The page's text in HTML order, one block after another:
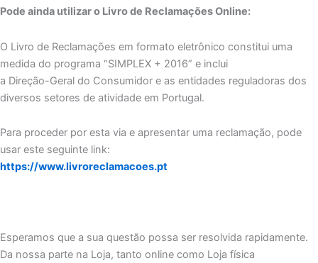
Pode ainda utilizar o Livro de Reclamações Online:
O Livro de Reclamações em formato eletrônico constitui uma
medida do programa “SIMPLEX + 2016” e inclui
a Direção-Geral do Consumidor e as entidades reguladoras dos
diversos setores de atividade em Portugal.
Para proceder por esta via e apresentar uma reclamação, pode
usar este seguinte link:
https://www.livroreclamacoes.pt
Esperamos que a sua questão possa ser resolvida rapidamente.
Da nossa parte na Loja, tanto online como Loja física